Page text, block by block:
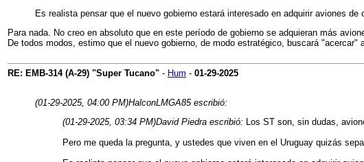
Es realista pensar que el nuevo gobierno estará interesado en adquirir aviones
Para nada. No creo en absoluto que en este período de gobierno se adquieran más
De todos modos, estimo que el nuevo gobierno, de modo estratégico, buscará
RE: EMB-314 (A-29) "Super Tucano" - Hum - 01-29-2025
(01-29-2025, 04:00 PM)HalconLMGA85 escribió:
(01-29-2025, 03:34 PM)David Piedra escribió: Los ST son, sin dudas,
Pero me queda la pregunta, y ustedes que viven en el Uruguay quizás